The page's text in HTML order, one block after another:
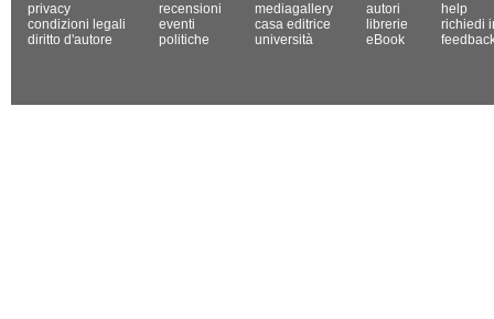
privacy
condizioni legali
diritto d'autore
recensioni
eventi
politiche
mediagallery
casa editrice
università
autori
librerie
eBook
help
richiedi